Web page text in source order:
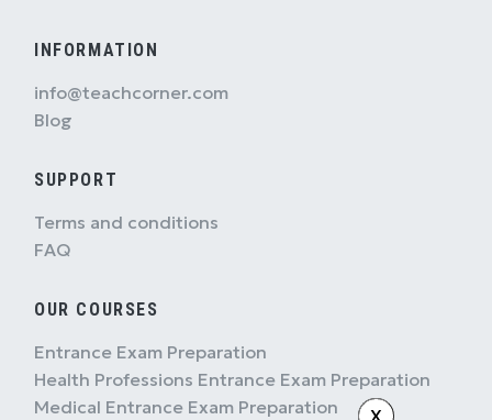
X
INFORMATION
info@teachcorner.com
Blog
SUPPORT
Terms and conditions
FAQ
OUR COURSES
Entrance Exam Preparation
Health Professions Entrance Exam Preparation
Medical Entrance Exam Preparation